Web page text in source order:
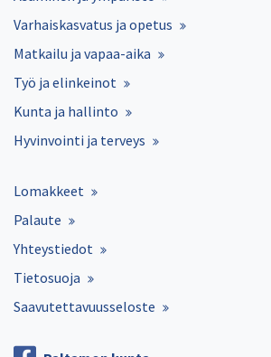
Varhaiskasvatus ja opetus
Matkailu ja vapaa-aika
Työ ja elinkeinot
Kunta ja hallinto
Hyvinvointi ja terveys
Lomakkeet
Palaute
Yhteystiedot
Tietosuoja
Saavutettavuusseloste